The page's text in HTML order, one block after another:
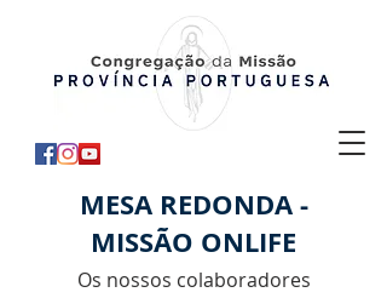
MESA REDONDA -
MISSÃO ONLIFE
Os nossos colaboradores